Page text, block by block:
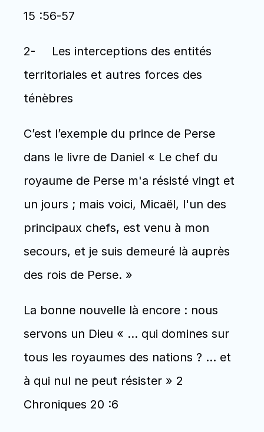
15 :56-57
2-	Les interceptions des entités
territoriales et autres forces des
ténèbres
C’est l’exemple du prince de Perse
dans le livre de Daniel « Le chef du
royaume de Perse m'a résisté vingt et
un jours ; mais voici, Micaël, l'un des
principaux chefs, est venu à mon
secours, et je suis demeuré là auprès
des rois de Perse. »
La bonne nouvelle là encore : nous
servons un Dieu « … qui domines sur
tous les royaumes des nations ? … et
à qui nul ne peut résister » 2
Chroniques 20 :6